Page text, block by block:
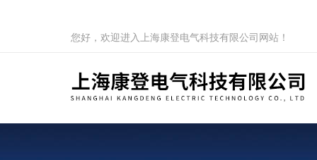
您好，欢迎进入上海康登电气科技有限公司网站！